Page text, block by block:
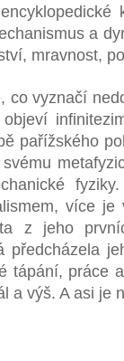
a
mravnost,
co vyznačí
pařížského
více
z jeho
předcházela
tápání, práce
a výš. A asi je